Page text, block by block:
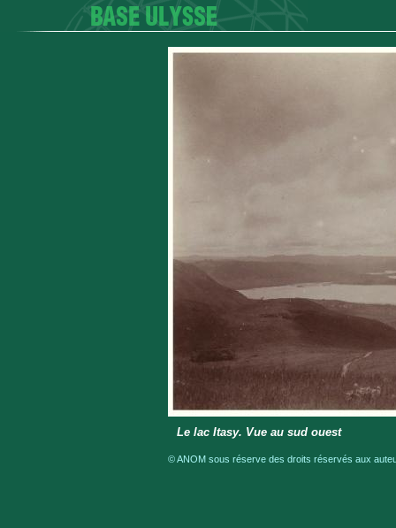
Le lac Itasy. Vue au sud ouest
© ANOM sous réserve des droits réservés aux